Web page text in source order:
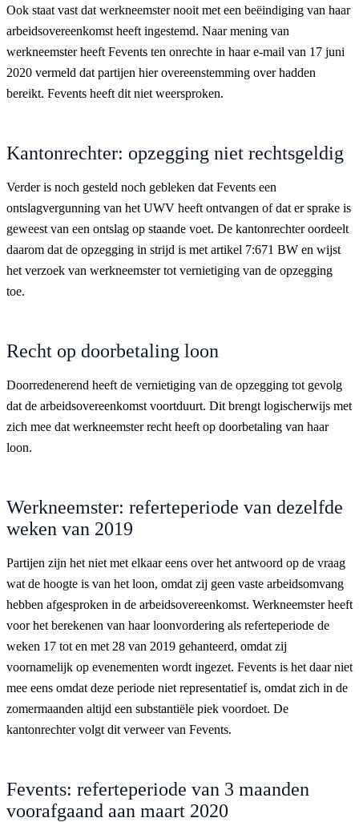
Ook staat vast dat werkneemster nooit met een beëindiging van haar
arbeidsovereenkomst heeft ingestemd. Naar mening van
werkneemster heeft Fevents ten onrechte in haar e-mail van 17 juni
2020 vermeld dat partijen hier overeenstemming over hadden
bereikt. Fevents heeft dit niet weersproken.
Kantonrechter: opzegging niet rechtsgeldig
Verder is noch gesteld noch gebleken dat Fevents een
ontslagvergunning van het UWV heeft ontvangen of dat er sprake is
geweest van een ontslag op staande voet. De kantonrechter oordeelt
daarom dat de opzegging in strijd is met artikel 7:671 BW en wijst
het verzoek van werkneemster tot vernietiging van de opzegging
toe.
Recht op doorbetaling loon
Doorredenerend heeft de vernietiging van de opzegging tot gevolg
dat de arbeidsovereenkomst voortduurt. Dit brengt logischerwijs met
zich mee dat werkneemster recht heeft op doorbetaling van haar
loon.
Werkneemster: referteperiode van dezelfde
weken van 2019
Partijen zijn het niet met elkaar eens over het antwoord op de vraag
wat de hoogte is van het loon, omdat zij geen vaste arbeidsomvang
hebben afgesproken in de arbeidsovereenkomst. Werkneemster heeft
voor het berekenen van haar loonvordering als referteperiode de
weken 17 tot en met 28 van 2019 gehanteerd, omdat zij
voornamelijk op evenementen wordt ingezet. Fevents is het daar niet
mee eens omdat deze periode niet representatief is, omdat zich in de
zomermaanden altijd een substantiële piek voordoet. De
kantonrechter volgt dit verweer van Fevents.
Fevents: referteperiode van 3 maanden
voorafgaand aan maart 2020